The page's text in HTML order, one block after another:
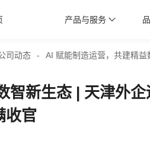
产品与服务
司动态 - AI 赋能制造运营，共建精
智新生态 | 天津外
收官